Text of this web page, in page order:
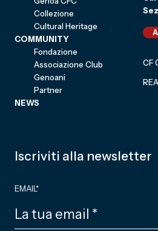
Collezione
Cultural Heritage
COMMUNITY
Fondazione
Associazione Club
Genoani
Partner
NEWS
CF
Iscriviti alla newsletter
EMAIL*